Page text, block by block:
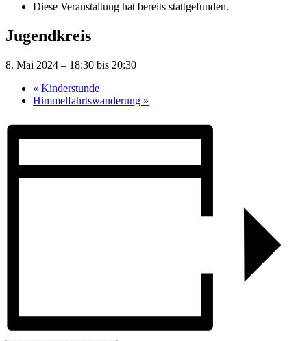
Diese Veranstaltung hat bereits stattgefunden.
Jugendkreis
8. Mai 2024 – 18:30 bis 20:30
« Kinderstunde
Himmelfahrtswanderung »